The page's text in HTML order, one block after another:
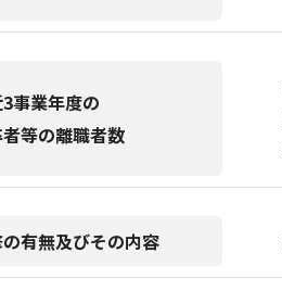
事業年度の
等の離職者数
有無及びその内容